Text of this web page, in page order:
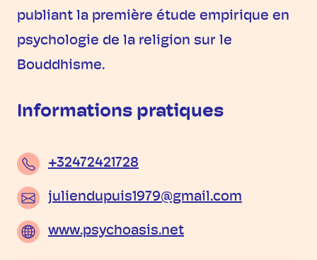
publiant la première étude empirique en
psychologie de la religion sur le
Bouddhisme.
Informations pratiques
+32472421728
juliendupuis1979@gmail.com
www.psychoasis.net